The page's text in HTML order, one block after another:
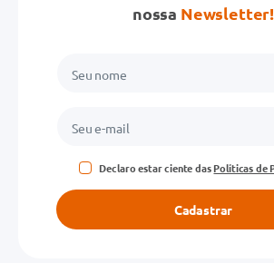
nossa Newsletter!
Declaro estar ciente dasPolíticas de
Cadastrar